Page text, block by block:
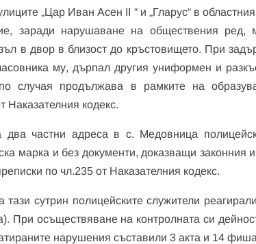
„Цар Иван Асен II “ и „Гларус“ в
заради нарушаване на обществения ред,
в двор в близост до кръстовището. При
му, дърпал другия униформен и
случая продължава в рамките на
Наказателния кодекс.
частни адреса в с. Медовница
марка и без документи, доказващи законния
по чл.235 от Наказателния кодекс.
сутрин полицейските служители
При осъществяване на контролната си
нарушения съставили 3 акта и 14